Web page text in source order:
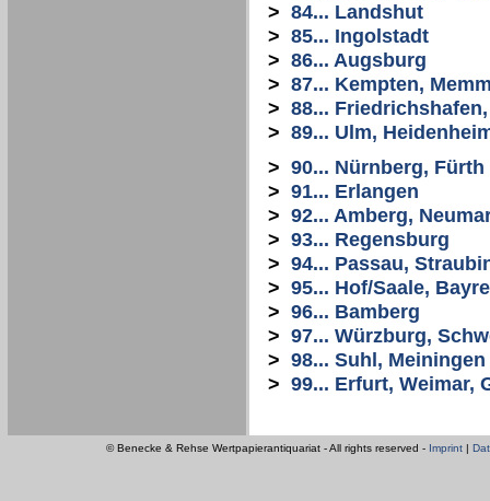
> 84... Landshut
> 85... Ingolstadt
> 86... Augsburg
> 87... Kempten,
> 88...
> 89... Ulm,
> 90... Nürnberg, Fürth
> 91... Erlangen
> 92... Amberg,
> 93... Regensburg
> 94... Passau,
> 95... Hof/Saale,
> 96... Bamberg
> 97... Würzburg,
> 98... Suhl, Meiningen
> 99... Erfurt, Weimar,
© Benecke & Rehse Wertpapierantiquariat - All rights reserved - Imprint |